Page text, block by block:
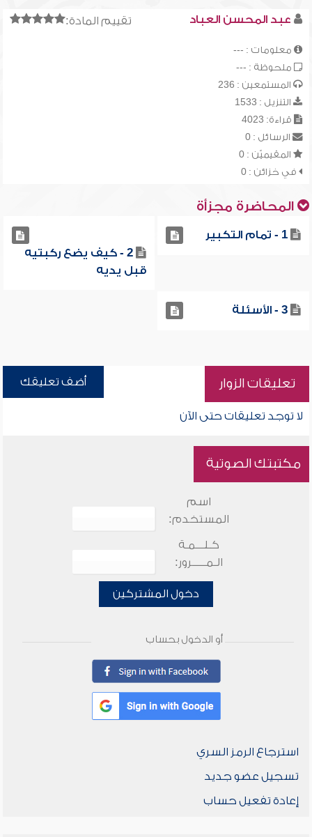
تقييم المادة: عبد المحسن العباد
معلومات : ---
ملحوظة : ---
المستمعين : 236
التنزيل : 1533
قراءة: 4023
الرسائل : 0
المقيميّن : 0
في خزائن : 0
المحاضرة مجزأة
1 - تمام التكبير
2 - كيف يضع ركبتيه
قبل يديه
3 - الأسئلة
تعليقات الزوار أضف تعليقك
لا توجد تعليقات حتى الآن
مكتبتك الصوتية
اسم
المستخدم:
كـلـــمـة
الـمـــــرور:
دخول المشتركين
أو الدخول بحساب
استرجاع الرمز السري
تسجيل عضو جديد
إعادة تفعيل حساب